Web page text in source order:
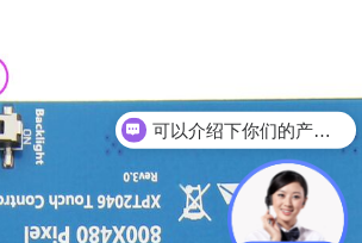
可以介绍下你们的产品么